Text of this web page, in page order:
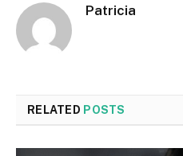
Patricia
RELATED POSTS